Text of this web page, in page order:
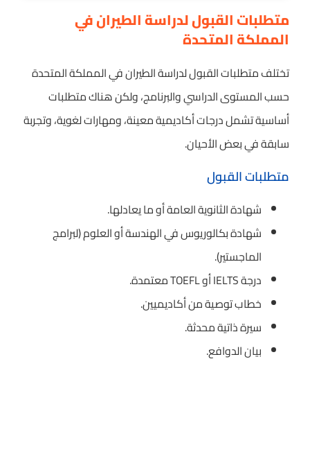
متطلبات القبول لدراسة الطيران في
المملكة المتحدة
تختلف متطلبات القبول لدراسة الطيران في المملكة المتحدة
حسب المستوى الدراسي والبرنامج، ولكن هناك متطلبات
أساسية تشمل درجات أكاديمية معينة، ومهارات لغوية، وتجربة
سابقة في بعض الأحيان.
متطلبات القبول
شهادة الثانوية العامة أو ما يعادلها.
شهادة بكالوريوس في الهندسة أو العلوم (لبرامج
الماجستير).
درجة IELTS أو TOEFL معتمدة.
خطاب توصية من أكاديميين.
سيرة ذاتية محدثة.
بيان الدوافع.